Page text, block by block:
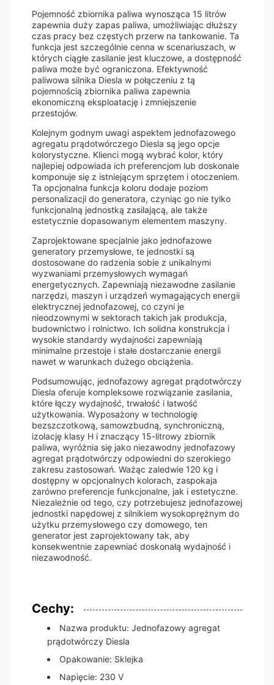
Pojemność zbiornika paliwa wynosząca 15 litrów
zapewnia duży zapas paliwa, umożliwiając dłuższy
czas pracy bez częstych przerw na tankowanie. Ta
funkcja jest szczególnie cenna w scenariuszach, w
których ciągłe zasilanie jest kluczowe, a dostępność
paliwa może być ograniczona. Efektywność
paliwowa silnika Diesla w połączeniu z tą
pojemnością zbiornika paliwa zapewnia
ekonomiczną eksploatację i zmniejszenie
przestojów.
Kolejnym godnym uwagi aspektem jednofazowego
agregatu prądotwórczego Diesla są jego opcje
kolorystyczne. Klienci mogą wybrać kolor, który
najlepiej odpowiada ich preferencjom lub doskonale
komponuje się z istniejącym sprzętem i otoczeniem.
Ta opcjonalna funkcja koloru dodaje poziom
personalizacji do generatora, czyniąc go nie tylko
funkcjonalną jednostką zasilającą, ale także
estetycznie dopasowanym elementem maszyny.
Zaprojektowane specjalnie jako jednofazowe
generatory przemysłowe, te jednostki są
dostosowane do radzenia sobie z unikalnymi
wyzwaniami przemysłowych wymagań
energetycznych. Zapewniają niezawodne zasilanie
narzędzi, maszyn i urządzeń wymagających energii
elektrycznej jednofazowej, co czyni je
nieodzownymi w sektorach takich jak produkcja,
budownictwo i rolnictwo. Ich solidna konstrukcja i
wysokie standardy wydajności zapewniają
minimalne przestoje i stałe dostarczanie energii
nawet w warunkach dużego obciążenia.
Podsumowując, jednofazowy agregat prądotwórczy
Diesla oferuje kompleksowe rozwiązanie zasilania,
które łączy wydajność, trwałość i łatwość
użytkowania. Wyposażony w technologię
bezszczotkową, samowzbudną, synchroniczną,
izolację klasy H i znaczący 15-litrowy zbiornik
paliwa, wyróżnia się jako niezawodny jednofazowy
agregat prądotwórczy odpowiedni do szerokiego
zakresu zastosowań. Ważąc zaledwie 120 kg i
dostępny w opcjonalnych kolorach, zaspokaja
zarówno preferencje funkcjonalne, jak i estetyczne.
Niezależnie od tego, czy potrzebujesz jednofazowej
jednostki napędowej z silnikiem wysokoprężnym do
użytku przemysłowego czy domowego, ten
generator jest zaprojektowany tak, aby
konsekwentnie zapewniać doskonałą wydajność i
niezawodność.
Cechy:
Nazwa produktu: Jednofazowy agregat
prądotwórczy Diesla
Opakowanie: Sklejka
Napięcie: 230 V